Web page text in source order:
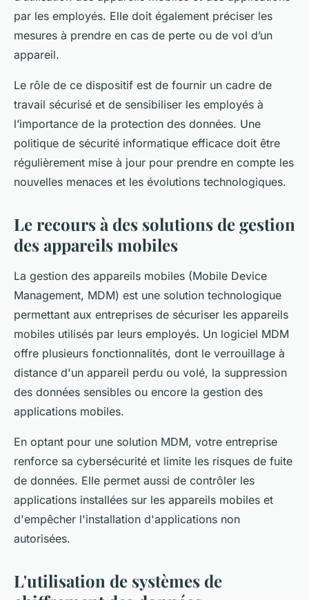
par les employés. Elle doit également préciser les
mesures à prendre en cas de perte ou de vol d’un
appareil.
Le rôle de ce dispositif est de fournir un cadre de
travail sécurisé et de sensibiliser les employés à
l’importance de la protection des données. Une
politique de sécurité informatique efficace doit être
régulièrement mise à jour pour prendre en compte les
nouvelles menaces et les évolutions technologiques.
Le recours à des solutions de gestion
des appareils mobiles
La gestion des appareils mobiles (Mobile Device
Management, MDM) est une solution technologique
permettant aux entreprises de sécuriser les appareils
mobiles utilisés par leurs employés. Un logiciel MDM
offre plusieurs fonctionnalités, dont le verrouillage à
distance d'un appareil perdu ou volé, la suppression
des données sensibles ou encore la gestion des
applications mobiles.
En optant pour une solution MDM, votre entreprise
renforce sa cybersécurité et limite les risques de fuite
de données. Elle permet aussi de contrôler les
applications installées sur les appareils mobiles et
d'empêcher l'installation d'applications non
autorisées.
L'utilisation de systèmes de